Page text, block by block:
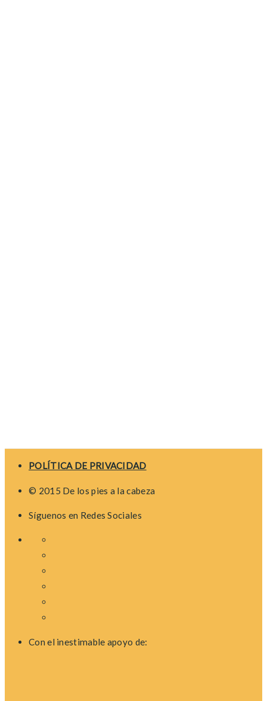
POLÍTICA DE PRIVACIDAD
© 2015 De los pies a la cabeza
Síguenos en Redes Sociales
Con el inestimable apoyo de: